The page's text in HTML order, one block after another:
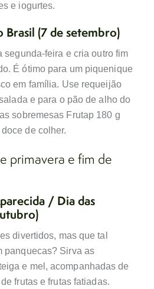
e iogurtes.
Brasil (7 de setembro)
segunda‑feira e cria outro fim
É ótimo para um piquenique
em família. Use requeijão
e para o pão de alho do
sobremesas Frutap 180 g
de colher.
primavera e fim de
/ Dia das
divertidos, mas que tal
panquecas? Sirva as
e mel, acompanhadas de
frutas e frutas fatiadas.